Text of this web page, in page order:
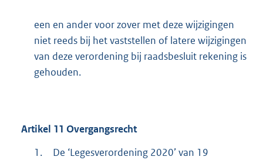
een en ander voor zover met deze wijzigingen
niet reeds bij het vaststellen of latere wijzigingen
van deze verordening bij raadsbesluit rekening is
gehouden.
Artikel 11 Overgangsrecht
1.
De ‘Legesverordening 2020’ van 19